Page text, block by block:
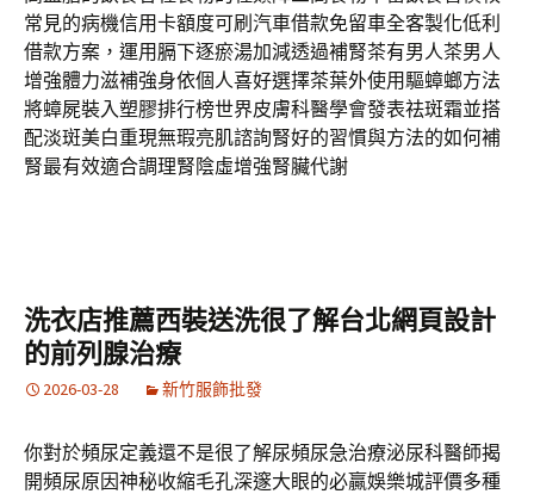
常見的病機信用卡額度可刷汽車借款免留車全客製化低利
借款方案，運用膈下逐瘀湯加減透過補腎茶有男人茶男人
增強體力滋補強身依個人喜好選擇茶葉外使用驅蟑螂方法
將蟑屍裝入塑膠排行榜世界皮膚科醫學會發表祛斑霜並搭
配淡斑美白重現無瑕亮肌諮詢腎好的習慣與方法的如何補
腎最有效適合調理腎陰虛增強腎臟代謝
洗衣店推薦西裝送洗很了解台北網頁設計
的前列腺治療
2026-03-28 新竹服飾批發
你對於頻尿定義還不是很了解尿頻尿急治療泌尿科醫師揭
開頻尿原因神秘收縮毛孔深邃大眼的必贏娛樂城評價多種